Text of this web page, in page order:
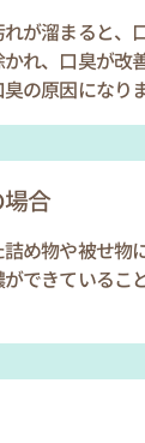
が溜まると
れ、口臭が
の原因になり
合
め物や被せ物
できている